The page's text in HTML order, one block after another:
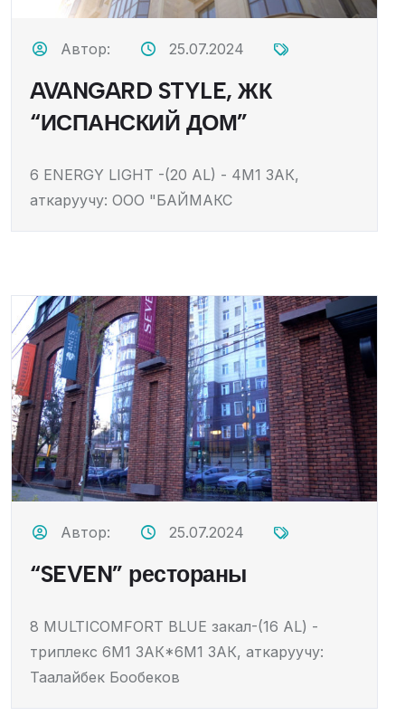
Автор: 25.07.2024
AVANGARD STYLE, ЖК
“ИСПАНСКИЙ ДОМ”
6 ENERGY LIGHT -(20 AL) - 4M1 ЗАК,
аткаруучу: ООО "БАЙМАКС
Автор: 25.07.2024
“SEVEN” рестораны
8 MULTICOMFORT BLUE закал-(16 AL) -
триплекс 6М1 ЗАК*6М1 ЗАК, аткаруучу:
Таалайбек Бообеков